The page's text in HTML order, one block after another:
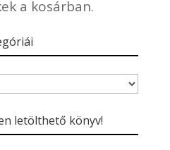
a kosárban.
letölthető könyv!